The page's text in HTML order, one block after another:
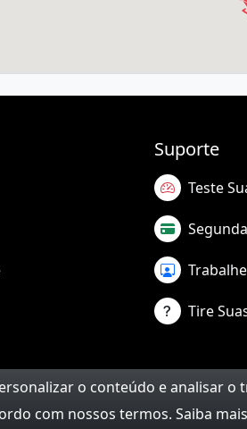
o conteúdo e analisar
com nossos termos. Saiba
Suporte
Teste
Tire